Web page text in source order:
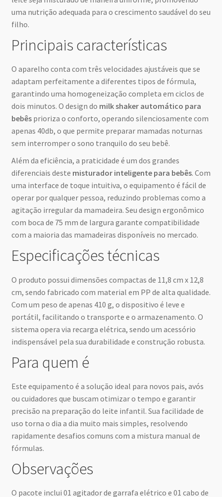
uma nutrição adequada para o crescimento saudável do seu
filho.
Principais características
O aparelho conta com três velocidades ajustáveis que se
adaptam perfeitamente a diferentes tipos de fórmula,
garantindo uma homogeneização completa em ciclos de
dois minutos. O design do milk shaker automático para
bebêsprioriza o conforto, operando silenciosamente com
apenas 40db, o que permite preparar mamadas noturnas
sem interromper o sono tranquilo do seu bebê.
Além da eficiência, a praticidade é um dos grandes
diferenciais deste misturador inteligente para bebês. Com
uma interface de toque intuitiva, o equipamento é fácil de
operar por qualquer pessoa, reduzindo problemas como a
agitação irregular da mamadeira. Seu design ergonômico
com boca de 75 mm de largura garante compatibilidade
com a maioria das mamadeiras disponíveis no mercado.
Especificações técnicas
O produto possui dimensões compactas de 11,8 cm x 12,8
cm, sendo fabricado com material em PP de alta qualidade.
Com um peso de apenas 410 g, o dispositivo é leve e
portátil, facilitando o transporte e o armazenamento. O
sistema opera via recarga elétrica, sendo um acessório
indispensável pela sua durabilidade e construção robusta.
Para quem é
Este equipamento é a solução ideal para novos pais, avós
ou cuidadores que buscam otimizar o tempo e garantir
precisão na preparação do leite infantil. Sua facilidade de
uso torna o dia a dia muito mais simples, resolvendo
rapidamente desafios comuns com a mistura manual de
fórmulas.
Observações
O pacote inclui 01 agitador de garrafa elétrico e 01 cabo de